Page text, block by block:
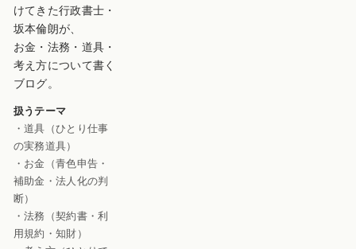
けてきた行政書士・
坂本倫朗が、
お金・法務・道具・
考え方について書く
ブログ。
扱うテーマ
・道具（ひとり仕事
の実務道具）
・お金（青色申告・
補助金・法人化の判
断）
・法務（契約書・利
用規約・知財）